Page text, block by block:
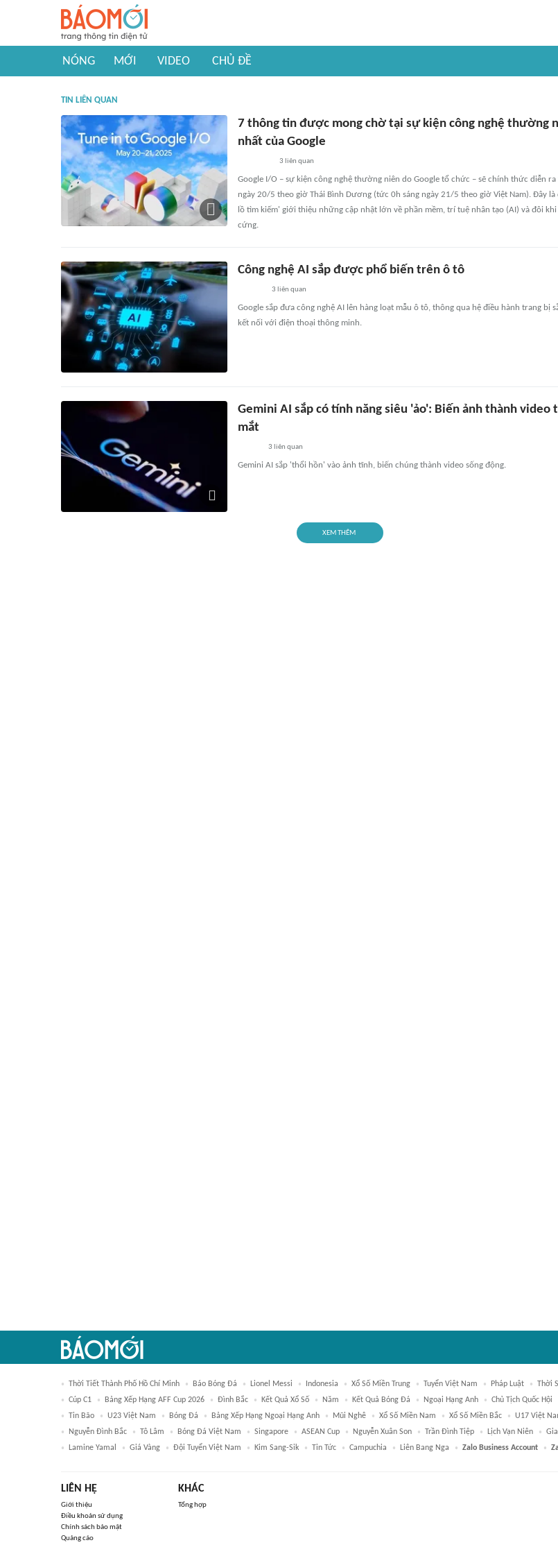
NÓNG MỚI VIDEO CHỦ ĐỀ
TIN LIÊN QUAN
7 thông tin được mong chờ tại sự kiện công nghệ thường
nhất của Google
3 liên quan
Google I/O – sự kiện công nghệ thường niên do Google tổ chức – sẽ chính thức diễn ra
ngày 20/5 theo giờ Thái Bình Dương (tức 0h sáng ngày 21/5 theo giờ Việt Nam). Đây là
lồ tìm kiếm' giới thiệu những cập nhật lớn về phần mềm, trí tuệ nhân tạo (AI) và đôi khi
cứng.
Công nghệ AI sắp được phổ biến trên ô tô
3 liên quan
Google sắp đưa công nghệ AI lên hàng loạt mẫu ô tô, thông qua hệ điều hành trang bị
kết nối với điện thoại thông minh.
Gemini AI sắp có tính năng siêu 'ảo': Biến ảnh thành video
mắt
3 liên quan
Gemini AI sắp 'thổi hồn' vào ảnh tĩnh, biến chúng thành video sống động.
XEM THÊM
Thời Tiết Thành Phố Hồ Chí Minh Báo Bóng Đá Lionel Messi Indonesia Xổ Số Miền Trung Tuyển Việt Nam Pháp Luật Thời
Cúp C1
Bảng Xếp Hạng AFF Cup 2026 Đình Bắc Kết Quả Xổ Số Năm Kết Quả Bóng Đá Ngoại Hạng Anh Chủ Tịch Quốc Hội
Tin Bão
U23 Việt Nam Bóng Đá Bảng Xếp Hạng Ngoại Hạng Anh Mũi Nghê Xổ Số Miền Nam Xổ Số Miền Bắc U17 Việt
Nguyễn Đình Bắc
Tô Lâm Bóng Đá Việt Nam Singapore ASEAN Cup Nguyễn Xuân Son Trần Đình Tiệp Lịch Vạn Niên
Lamine Yamal
Giá Vàng Đội Tuyển Việt Nam Kim Sang-Sik Tin Tức Campuchia Liên Bang Nga Zalo Business Account
LIÊN HỆ
Giới thiệu
Điều khoản sử dụng
Chính sách bảo mật
Quảng cáo
KHÁC
Tổng hợp